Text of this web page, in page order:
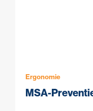
Ergonomie
MSA-